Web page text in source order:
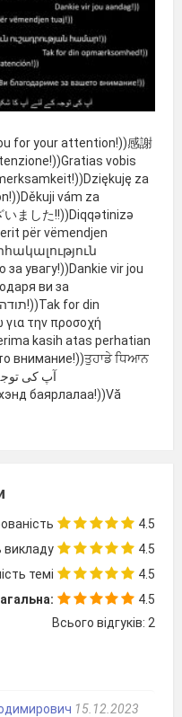
for your attention!))感謝
vobis
za
vám za
ました!!))Diqqətinizə
për vëmendjen
увагу!))Dankie vir jou
ви за
την προσοχή
kasih atas perhatian
внимание!))ਤੁਹਾਡੇ ਧਿਆਨ
4.5
викладу
4.5
темі
4.5
4.5
Всього відгуків: 2
15.12.2023